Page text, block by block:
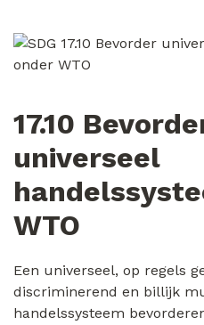
17.10
universeel
WTO
Een universeel, op regels
discriminerend en billijk
handelssysteem